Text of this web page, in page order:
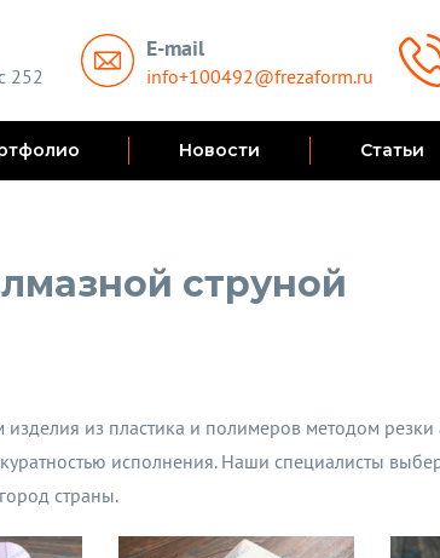
252
E-mail
info+100492@frezaform.ru
Новости Статьи
струной
из пластика и полимеров методом резки
исполнения. Наши специалисты
страны.